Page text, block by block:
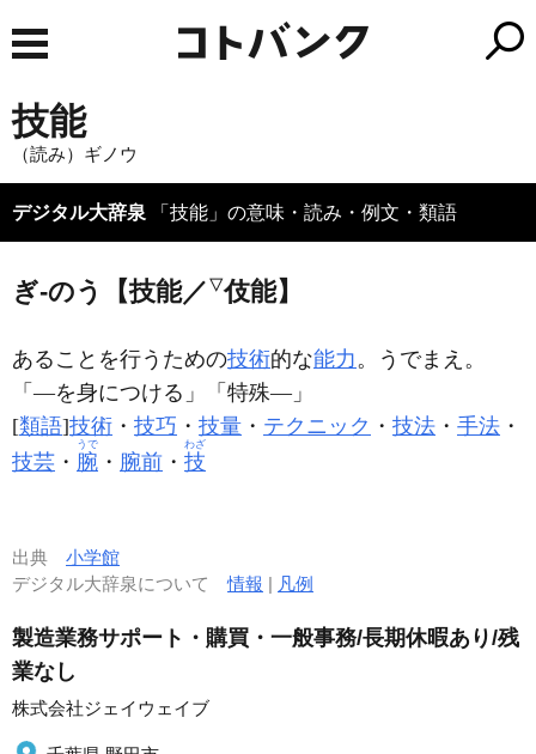
技能
（読み）ギノウ
デジタル大辞泉 「技能」の意味・読み・例文・類語
ぎ‐のう【技能／ ▽伎能】
あることを行うための技術的な能力。うでまえ。
「―を身につける」「特殊―」
[類語]技術 ・ 技巧 ・ 技量 ・ テクニック ・ 技法 ・ 手法 ・
技芸 ・ 腕
うで
・ 腕前 ・ 技
わざ
出典 小学館
デジタル大辞泉について情報 | 凡例
製造業務サポート・購買・一般事務/長期休暇あり/残
業なし
株式会社ジェイウェイブ